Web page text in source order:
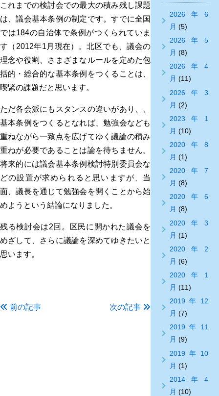
これまでの検討会での最大の積み残し課題
は、議会基本条例の制定です。すでに全国
では184の自治体で条例がつくられていま
す（2012年1月現在）。北区でも、議会の
理念や役割、さまざまなルールを定めた包
括的・総合的な基本条例をつくることは、
喫緊の課題だと思います。
ただ各会派にもスタンスの違いがあり、、
基本条例をつくるとなれば、勉強会なども
重ねながら一致点を広げてゆく議論の積み
重ねが必要であることは論を待ちません。
将来的には議会基本条例検討特別委員会な
どの設置が求められると思いますが、当
面、議長を通じて勉強会を開くことから始
めようという結論になりました。
残る検討会は2回。区民に開かれた議会を
めざして、さらに議論を深めてゆきたいと
思います。
前の記事 次の記事
2026年6
月 (5)
2026年5
月 (8)
2026年4
月 (11)
2026年3
月 (2)
2023年1
月 (10)
2020年8
月 (1)
2020年7
月 (8)
2020年6
月 (8)
2020年3
月 (1)
2020年2
月 (6)
2020年1
月 (11)
2019年12
月 (7)
2019年11
月 (9)
2019年10
月 (1)
2014年4
月 (10)